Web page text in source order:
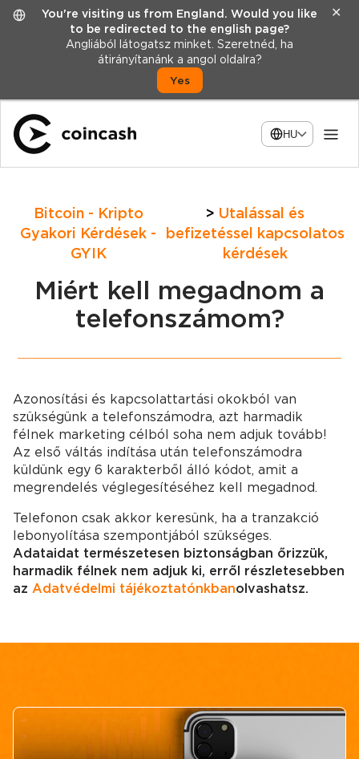
You're visiting us from England. Would you like
to be redirected to the english page?
Angliából látogatsz minket. Szeretnéd, ha
átirányítanánk a angol oldalra?
Yes
✕
HU
Bitcoin - Kripto
Gyakori Kérdések -
GYIK
Utalással és
befizetéssel kapcsolatos
kérdések
Miért kell megadnom a
telefonszámom?
Azonosítási és kapcsolattartási okokból van
szükségünk a telefonszámodra, azt harmadik
félnek marketing célból soha nem adjuk tovább!
Az első váltás indítása után telefonszámodra
küldünk egy 6 karakterből álló kódot, amit a
megrendelés véglegesítéséhez kell megadnod.
Telefonon csak akkor keresünk, ha a tranzakció
lebonyolítása szempontjából szükséges.
Adataidat természetesen biztonságban őrizzük,
harmadik félnek nem adjuk ki, erről részletesebben
az Adatvédelmi tájékoztatónkbanolvashatsz.